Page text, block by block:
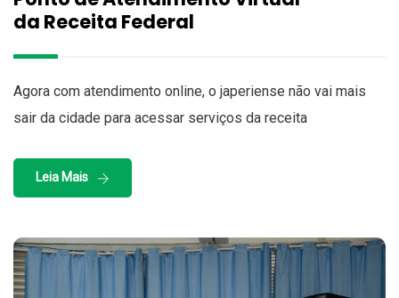
da Receita Federal
Agora com atendimento online, o japeriense não vai mais
sair da cidade para acessar serviços da receita
Leia Mais